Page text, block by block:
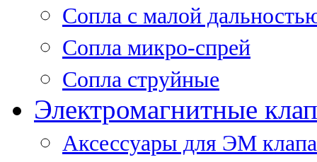
Сопла с малой
Сопла микро-спрей
Сопла струйные
Электромагнитные
Аксессуары для ЭМ